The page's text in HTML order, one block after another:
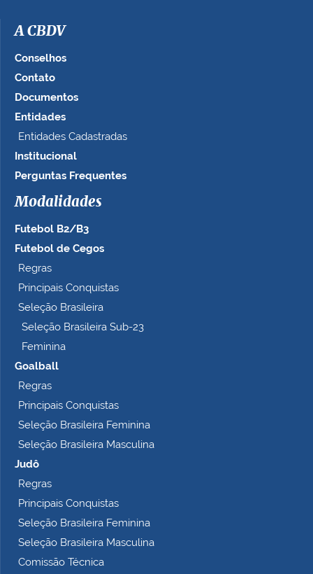
A CBDV
Conselhos
Contato
Documentos
Entidades
Entidades Cadastradas
Institucional
Perguntas Frequentes
Modalidades
Futebol B2/B3
Futebol de Cegos
Regras
Principais Conquistas
Seleção Brasileira
Seleção Brasileira Sub-23
Feminina
Goalball
Regras
Principais Conquistas
Seleção Brasileira Feminina
Seleção Brasileira Masculina
Judô
Regras
Principais Conquistas
Seleção Brasileira Feminina
Seleção Brasileira Masculina
Comissão Técnica